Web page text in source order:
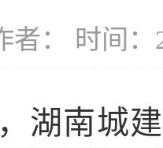
者： 时间：
湖南城